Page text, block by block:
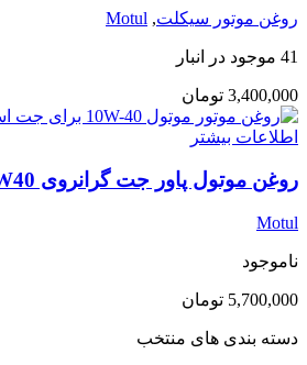
روغن موتور سیکلت,
Motul
41 موجود در انبار
3,400,000 تومان
اطلاعات بیشتر
روغن موتول پاور جت گرانروی MOTUL | 10W40
Motul
ناموجود
5,700,000 تومان
دسته بندی های منتخب